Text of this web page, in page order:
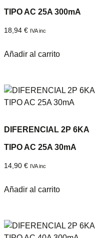
TIPO AC 25A 300mA
18,94 € IVA inc
Añadir al carrito
DIFERENCIAL 2P 6KA
TIPO AC 25A 30mA
14,90 € IVA inc
Añadir al carrito